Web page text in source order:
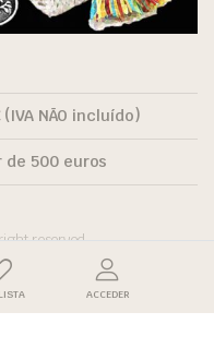
NÃO incluído)
500 euros
reserved.
ACCEDER